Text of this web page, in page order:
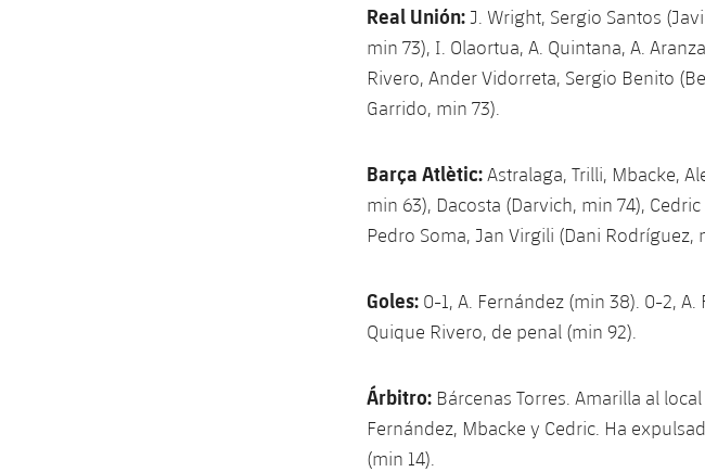
Real Unión:J. Wright, Sergio Santos
min 73), I. Olaortua, A. Quintana, A.
Rivero, Ander Vidorreta, Sergio Benito
Garrido, min 73).
Barça Atlètic:Astralaga, Trilli, Mbacke,
min 63), Dacosta (Darvich, min 74),
Pedro Soma, Jan Virgili (Dani Rodríguez,
Goles: 0-1, A. Fernández (min 38). 0-2,
Quique Rivero, de penal (min 92).
Árbitro: Bárcenas Torres. Amarilla al
Fernández, Mbacke y Cedric. Ha
(min 14).